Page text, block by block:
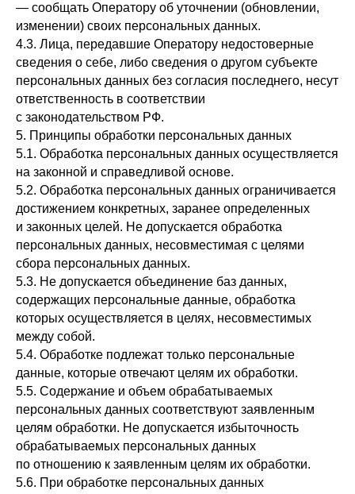
— сообщать Оператору об уточнении (обновлении,
изменении) своих персональных данных.
4.3. Лица, передавшие Оператору недостоверные
сведения о себе, либо сведения о другом субъекте
персональных данных без согласия последнего, несут
ответственность в соответствии
с законодательством РФ.
5. Принципы обработки персональных данных
5.1. Обработка персональных данных осуществляется
на законной и справедливой основе.
5.2. Обработка персональных данных ограничивается
достижением конкретных, заранее определенных
и законных целей. Не допускается обработка
персональных данных, несовместимая с целями
сбора персональных данных.
5.3. Не допускается объединение баз данных,
содержащих персональные данные, обработка
которых осуществляется в целях, несовместимых
между собой.
5.4. Обработке подлежат только персональные
данные, которые отвечают целям их обработки.
5.5. Содержание и объем обрабатываемых
персональных данных соответствуют заявленным
целям обработки. Не допускается избыточность
обрабатываемых персональных данных
по отношению к заявленным целям их обработки.
5.6. При обработке персональных данных